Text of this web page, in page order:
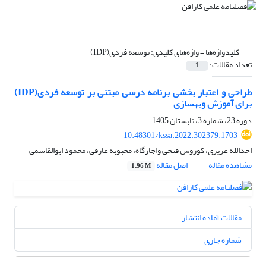
کلیدواژه‌ها =واژه‌های کلیدی: توسعه فردی(IDP)
تعداد مقالات: 1
طراحی و اعتبار بخشی برنامه درسی مبتنی بر توسعه فردی(IDP)
برای آموزش وبهسازی
دوره 23، شماره 3، تابستان 1405
10.48301/kssa.2022.302379.1703
احدالله عزیزی، کوروش فتحی واجارگاه، محبوبه عارفی، محمود ابوالقاسمی
مشاهده مقاله
اصل مقاله 1.96 M
مقالات آماده انتشار
شماره جاری